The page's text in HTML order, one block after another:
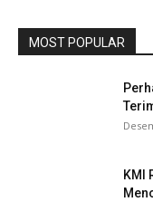
MOST POPULAR
KMI